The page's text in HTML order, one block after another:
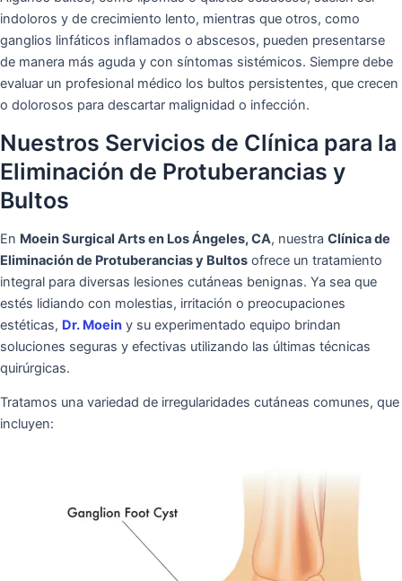
indoloros y de crecimiento lento, mientras que otros, como
ganglios linfáticos inflamados o abscesos, pueden presentarse
de manera más aguda y con síntomas sistémicos. Siempre debe
evaluar un profesional médico los bultos persistentes, que crecen
o dolorosos para descartar malignidad o infección.
Nuestros Servicios de Clínica para la
Eliminación de Protuberancias y
Bultos
En Moein Surgical Arts en Los Ángeles, CA, nuestra Clínica de
Eliminación de Protuberancias y Bultos ofrece un tratamiento
integral para diversas lesiones cutáneas benignas. Ya sea que
estés lidiando con molestias, irritación o preocupaciones
estéticas, Dr. Moein y su experimentado equipo brindan
soluciones seguras y efectivas utilizando las últimas técnicas
quirúrgicas.
Tratamos una variedad de irregularidades cutáneas comunes, que
incluyen: